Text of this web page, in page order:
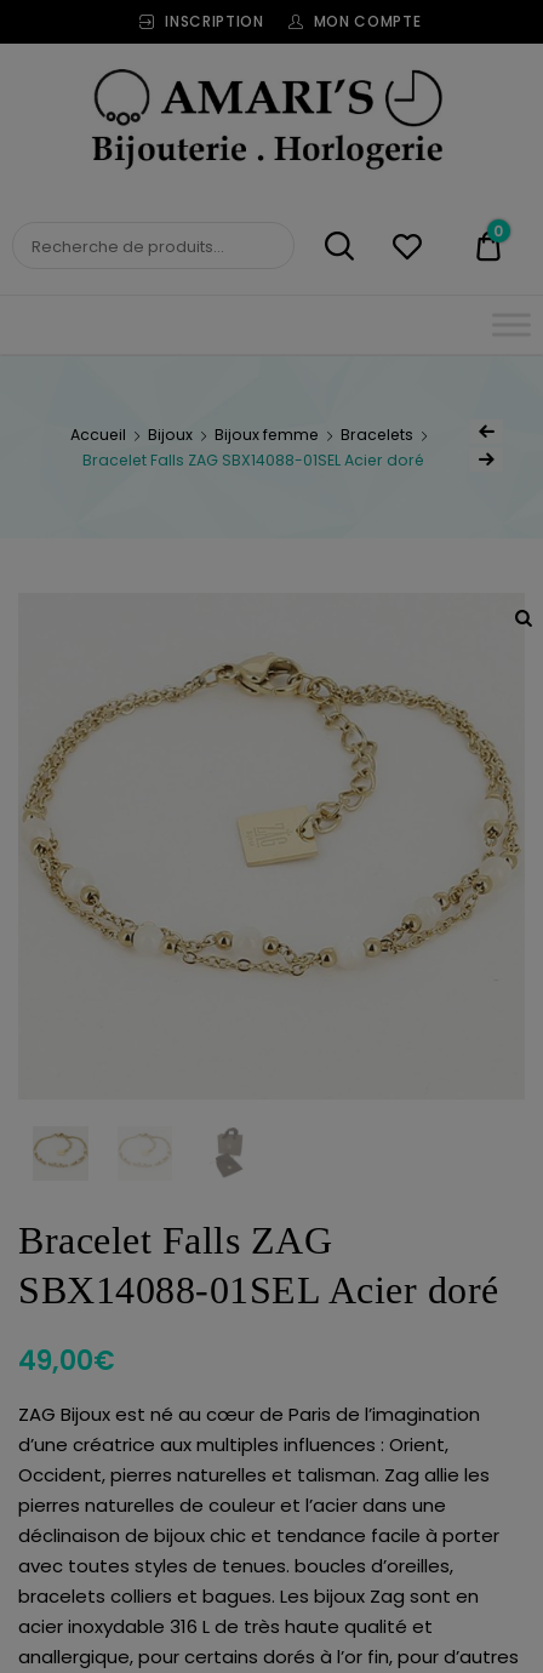
INSCRIPTION MON COMPTE
BIJOUTERIE
0
Accueil Bijoux Bijoux femme
Bracelets
Bracelet Falls ZAG SBX14088-01SEL Acier doré
Bracelet Falls ZAG
SBX14088-01SEL Acier doré
49,00€
ZAG Bijoux est né au cœur de Paris de l’imagination
d’une créatrice aux multiples influences : Orient,
Occident, pierres naturelles et talisman. Zag allie les
pierres naturelles de couleur et l’acier dans une
déclinaison de bijoux chic et tendance facile à porter
avec toutes styles de tenues. boucles d’oreilles,
bracelets colliers et bagues. Les bijoux Zag sont en
acier inoxydable 316 L de très haute qualité et
anallergique, pour certains dorés à l’or fin, pour d’autres